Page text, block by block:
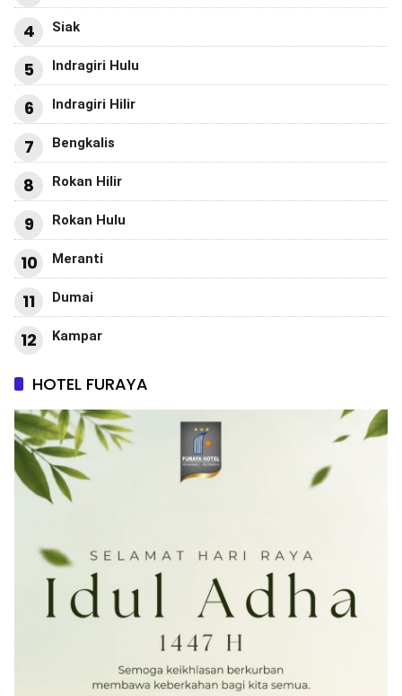
7 Bengkalis
8 Rokan Hilir
9 Rokan Hulu
10 Meranti
11 Dumai
12 Kampar
HOTEL FURAYA